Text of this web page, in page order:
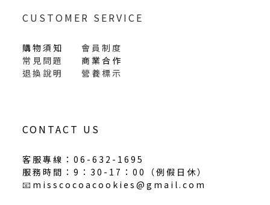
CUSTOMER SERVICE
購物須知
會員制度
常見問題
商業合作
退換說明
營養標示
CONTACT US
客服專線：06-632-1695
服務時間：9：30-17：00（例假日休）
📧 misscocoacookies@gmail.com